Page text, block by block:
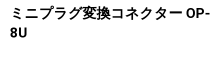
ミニプラグ変換コネクター OP-
8U